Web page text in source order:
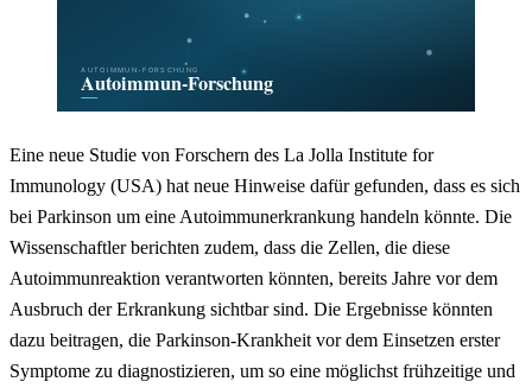
Eine neue Studie von Forschern des La Jolla Institute for
Immunology (USA) hat neue Hinweise dafür gefunden, dass es sich
bei Parkinson um eine Autoimmunerkrankung handeln könnte. Die
Wissenschaftler berichten zudem, dass die Zellen, die diese
Autoimmunreaktion verantworten könnten, bereits Jahre vor dem
Ausbruch der Erkrankung sichtbar sind. Die Ergebnisse könnten
dazu beitragen, die Parkinson-Krankheit vor dem Einsetzen erster
Symptome zu diagnostizieren, um so eine möglichst frühzeitige und